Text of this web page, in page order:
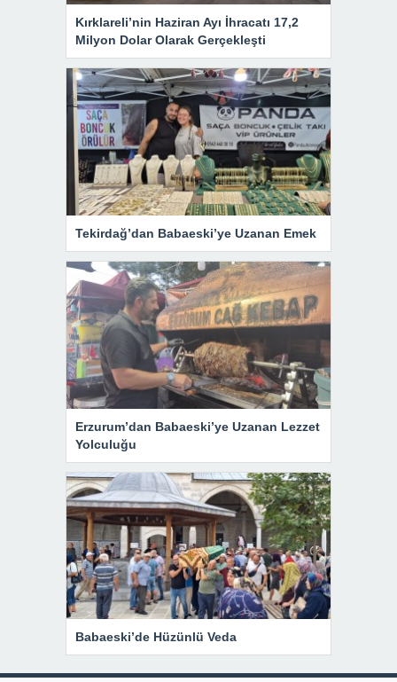
Kırklareli’nin Haziran Ayı İhracatı 17,2
Milyon Dolar Olarak Gerçekleşti
Tekirdağ’dan Babaeski’ye Uzanan Emek
Erzurum’dan Babaeski’ye Uzanan Lezzet
Yolculuğu
Babaeski’de Hüzünlü Veda